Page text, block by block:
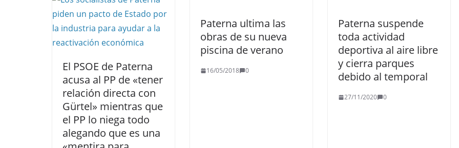
El PSOE de Paterna
acusa al PP de «tener
relación directa con
Gürtel» mientras que
el PP lo niega todo
alegando que es una
Paterna ultima las
obras de su nueva
piscina de verano
16/05/2018 0
Paterna suspende
toda actividad
deportiva al aire libre
y cierra parques
debido al temporal
27/11/2020 0